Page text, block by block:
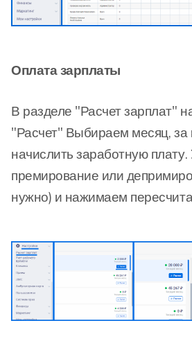
Оплата зарплаты
В разделе "Расчет зарплат"
"Расчет" Выбираем месяц, за
начислить заработную
премирование или
нужно) и нажимаем